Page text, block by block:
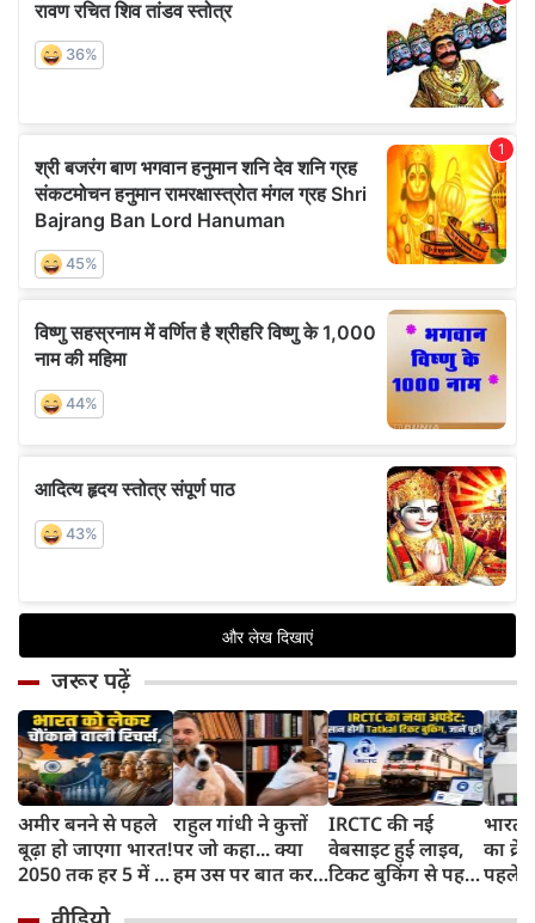
जरूर पढ़ें
अमीर बनने से पहले
बूढ़ा हो जाएगा भारत!
2050 तक हर 5 में 1
राहुल गांधी ने कुत्तों
पर जो कहा... क्या
हम उस पर बात कर
IRCTC की नई
वेबसाइट हुई लाइव,
टिकट बुकिंग से पहले
भारत
का
पहले